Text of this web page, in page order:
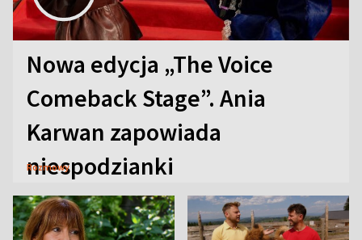
Nowa edycja „The Voice
Comeback Stage”. Ania
Karwan zapowiada
niespodzianki
Rozmowy